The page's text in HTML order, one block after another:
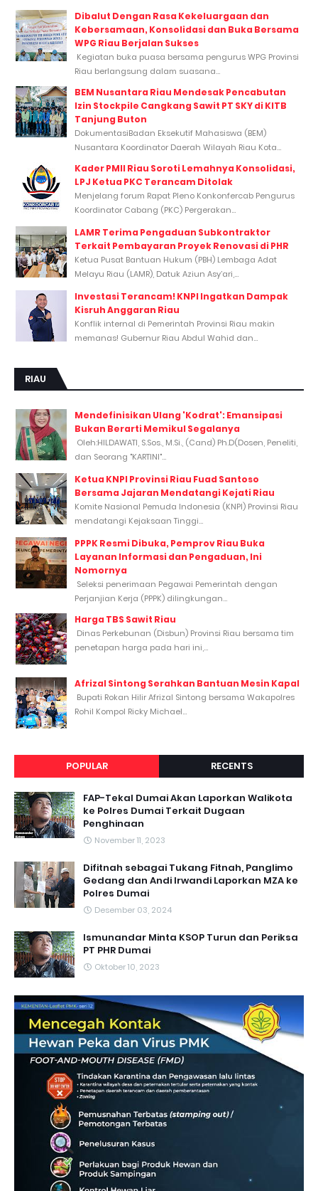
Dibalut Dengan Rasa Kekeluargaan dan
Kebersamaan, Konsolidasi dan Buka Bersama
WPG Riau Berjalan Sukses
Kegiatan buka puasa bersama pengurus WPG Provinsi
Riau berlangsung dalam suasana...
BEM Nusantara Riau Mendesak Pencabutan
Izin Stockpile Cangkang Sawit PT SKY di KITB
Tanjung Buton
DokumentasiBadan Eksekutif Mahasiswa (BEM)
Nusantara Koordinator Daerah Wilayah Riau Kota...
Kader PMII Riau Soroti Lemahnya Konsolidasi,
LPJ Ketua PKC Terancam Ditolak
Menjelang forum Rapat Pleno Konkonfercab Pengurus
Koordinator Cabang (PKC) Pergerakan...
LAMR Terima Pengaduan Subkontraktor
Terkait Pembayaran Proyek Renovasi di PHR
Ketua Pusat Bantuan Hukum (PBH) Lembaga Adat
Melayu Riau (LAMR), Datuk Aziun Asy’ari,...
Investasi Terancam! KNPI Ingatkan Dampak
Kisruh Anggaran Riau
Konflik internal di Pemerintah Provinsi Riau makin
memanas! Gubernur Riau Abdul Wahid dan...
RIAU
Mendefinisikan Ulang 'Kodrat': Emansipasi
Bukan Berarti Memikul Segalanya
Oleh:HILDAWATI, S.Sos., M.Si., (Cand) Ph.D(Dosen, Peneliti,
dan Seorang "KARTINI"...
Ketua KNPI Provinsi Riau Fuad Santoso
Bersama Jajaran Mendatangi Kejati Riau
Komite Nasional Pemuda Indonesia (KNPI) Provinsi Riau
mendatangi Kejaksaan Tinggi...
PPPK Resmi Dibuka, Pemprov Riau Buka
Layanan Informasi dan Pengaduan, Ini
Nomornya
Seleksi penerimaan Pegawai Pemerintah dengan
Perjanjian Kerja (PPPK) dilingkungan...
Harga TBS Sawit Riau
Dinas Perkebunan (Disbun) Provinsi Riau bersama tim
penetapan harga pada hari ini,...
Afrizal Sintong Serahkan Bantuan Mesin Kapal
Bupati Rokan Hilir Afrizal Sintong bersama Wakapolres
Rohil Kompol Ricky Michael...
POPULAR RECENTS
FAP-Tekal Dumai Akan Laporkan Walikota
ke Polres Dumai Terkait Dugaan
Penghinaan
November 11, 2023
Difitnah sebagai Tukang Fitnah, Panglimo
Gedang dan Andi Irwandi Laporkan MZA ke
Polres Dumai
Desember 03, 2024
Ismunandar Minta KSOP Turun dan Periksa
PT PHR Dumai
Oktober 10, 2023